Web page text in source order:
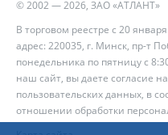
© 2002 — 2026, ЗАО «АТЛАНТ»
В торговом реестре с 20
адрес: 220035, г. Минск, пр-т
понедельника по пятницу с
наш сайт, вы даете согласие
пользовательских данных, в
отношении обработки